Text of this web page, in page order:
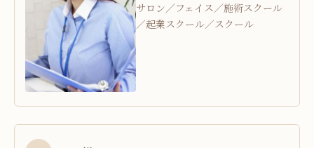
サロン／フェイス／施術スクール
／起業スクール／スクール